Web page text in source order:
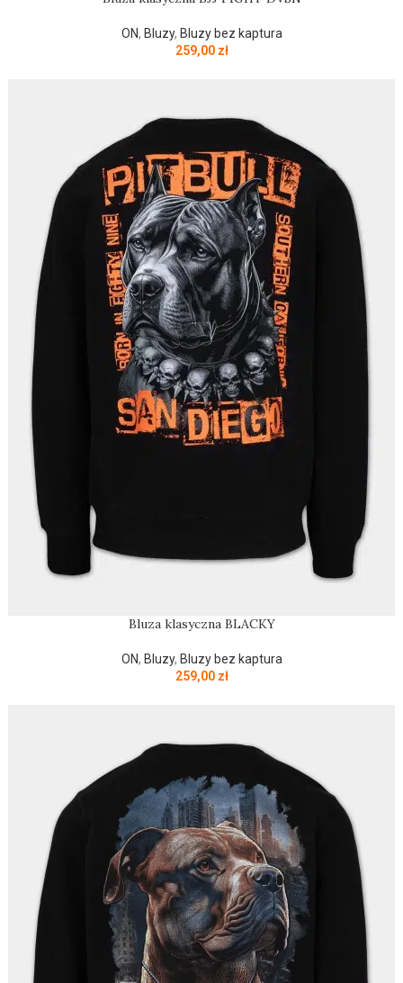
ON, Bluzy, Bluzy bez kaptura
259,00 zł
Bluza klasyczna BLACKY
ON, Bluzy, Bluzy bez kaptura
259,00 zł